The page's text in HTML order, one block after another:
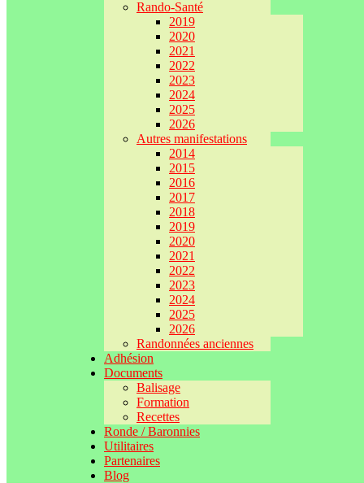
Rando-Santé
2019
2020
2021
2022
2023
2024
2025
2026
Autres manifestations
2014
2015
2016
2017
2018
2019
2020
2021
2022
2023
2024
2025
2026
Randonnées anciennes
Adhésion
Documents
Balisage
Formation
Recettes
Ronde / Baronnies
Utilitaires
Partenaires
Blog